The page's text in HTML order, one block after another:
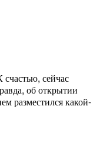
сейчас
об открытии
разместился какой-